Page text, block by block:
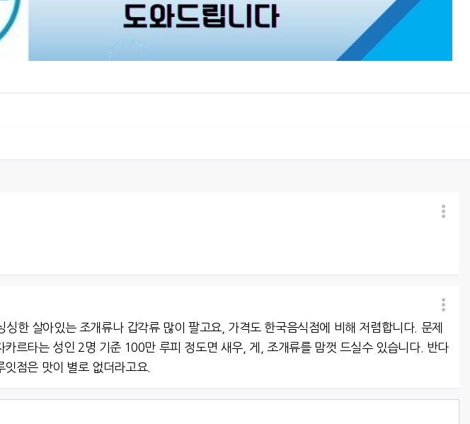
한 살아있는 조개류나 갑각류 많이 팔고요, 가격도 한국음식점에 비해 저렴합니다. 문제
르타는 성인 2명 기준 100만 루피 정도면 새우, 게, 조개류를 맘껏 드실수 있습니다. 반다
점은 맛이 별로 없더라고요.